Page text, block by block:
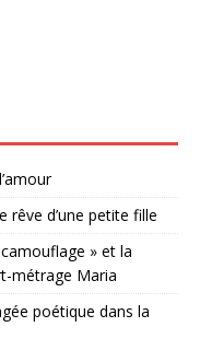
rêve d’une petite fille
» et la
métrage Maria
poétique dans la